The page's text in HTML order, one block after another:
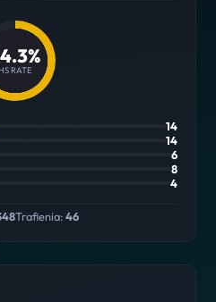
RATE
14
14
6
8
4
Trafienia:46